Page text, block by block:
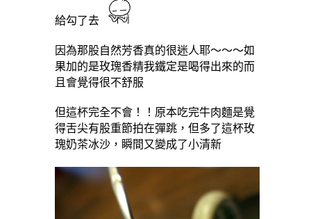
給勾了去
因為那股自然芳香真的很迷人耶～～～如
果加的是玫瑰香精我鐵定是喝得出來的而
且會覺得很不舒服
但這杯完全不會！！原本吃完牛肉麵是覺
得舌尖有股重節拍在彈跳，但多了這杯玫
瑰奶茶冰沙，瞬間又變成了小清新